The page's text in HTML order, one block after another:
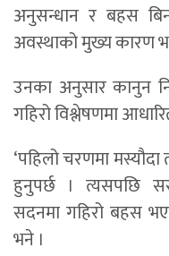
अनुसन्धान र बहस
अवस्थाको मुख्य कारण
उनका अनुसार कानुन
गहिरो विश्लेषणमा
‘पहिलो चरणमा मस्यौदा
हुनुपर्छ । त्यसपछि
सदनमा गहिरो बहस
भने ।